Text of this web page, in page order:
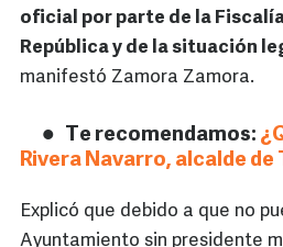
oficial por parte de la
República y de la situación
manifestó Zamora Zamora.
Te recomendamos:
Rivera Navarro, alcalde
Explicó que debido a que no
Ayuntamiento sin presidente